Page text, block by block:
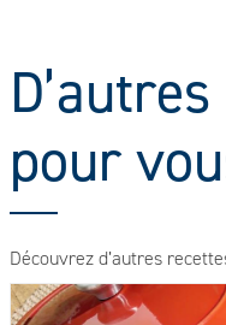
pour
Découvrez d’autres